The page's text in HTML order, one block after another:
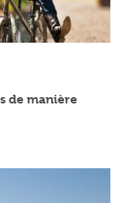
de manière